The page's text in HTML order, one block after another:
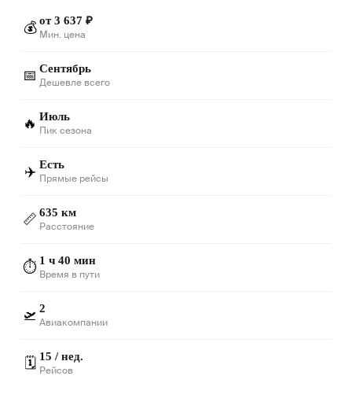
💰 от 3 637 ₽
Мин. цена
📅 Сентябрь
Дешевле всего
🔥 Июль
Пик сезона
✈️ Есть
Прямые рейсы
📏 635 км
Расстояние
⏱️ 1 ч 40 мин
Время в пути
🛫 2
Авиакомпании
🗓️ 15 / нед.
Рейсов